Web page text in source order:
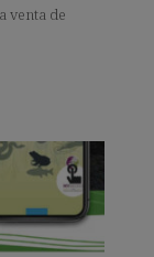
venta de